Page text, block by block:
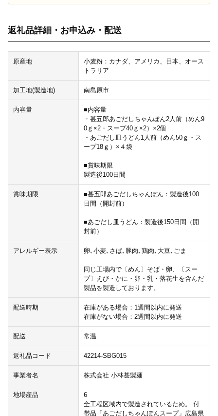
返礼品詳細・お申込み・配送
原産地
小麦粉：カナダ、アメリカ、日本、オース
トラリア
加工地(製造地) 南島原市
内容量
■内容量
・甚五郎あごだしちゃんぽん2人前（めん9
0ｇ×2・スープ40ｇ×2）×2個
・あごだし皿うどん1人前（めん50ｇ・ス
ープ18ｇ）×４袋
■賞味期限
製造後100日間
賞味期限
■甚五郎あごだしちゃんぽん：製造後100
日間（開封前）
■あごだし皿うどん：製造後150日間（開
封前）
アレルギー表示 卵､小麦､さば､豚肉､鶏肉､大豆､ごま
同じ工場内で〔めん〕そば・卵、〔スー
プ〕えび・かに・卵・乳・落花生を含んだ
製品を製造しております。
配送時期
在庫がある場合：1週間以内に発送
在庫がない場合：2週間以内に発送
配送 常温
返礼品コード 42214-SBG015
事業者名 株式会社 小林甚製麺
地場産品
6
全工程区域内で製造されているため。 付
帯品「あごだしちゃんぽんスープ」広島県